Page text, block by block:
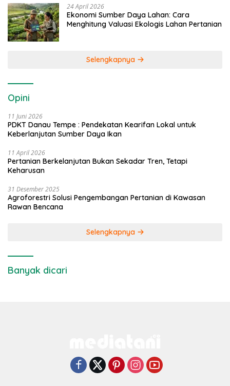
24 April 2026
Ekonomi Sumber Daya Lahan: Cara
Menghitung Valuasi Ekologis Lahan Pertanian
Selengkapnya
Opini
11 Juni 2026
PDKT Danau Tempe : Pendekatan Kearifan Lokal untuk
Keberlanjutan Sumber Daya Ikan
11 April 2026
Pertanian Berkelanjutan Bukan Sekadar Tren, Tetapi
Keharusan
31 Desember 2025
Agroforestri Solusi Pengembangan Pertanian di Kawasan
Rawan Bencana
Selengkapnya
Banyak dicari